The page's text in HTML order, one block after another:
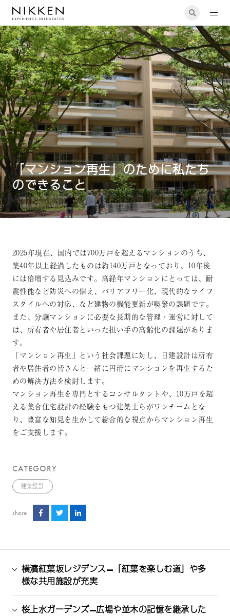
建築設計
「マンション再生」のために私たちのできること
「マンション再生」のために私たち
のできること
2025年現在、国内では700万戸を超えるマンションのうち、
築40年以上経過したものは約140万戸となっており、10年後
には倍増する見込みです。高経年マンションにとっては、耐
震性能など防災への備え、バリアフリー化、現代的なライフ
スタイルへの対応、など建物の機能更新が喫緊の課題です。
また、分譲マンションに必要な長期的な管理・運営に対して
は、所有者や居住者といった担い手の高齢化の課題がありま
す。
「マンション再生」という社会課題に対し、日建設計は所有
者や居住者の皆さんと一緒に円滑にマンションを再生するた
めの解決方法を検討します。
マンション再生を専門とするコンサルタントや、10万戸を超
える集合住宅設計の経験をもつ建築士らがワンチームとな
り、豊富な知見を生かして総合的な視点からマンション再生
をご支援します。
CATEGORY
建築設計
share
横濱紅葉坂レジデンス—「紅葉を楽しむ道」や多
様な共用施設が充実
桜上水ガーデンズ—広場や並木の記憶を継承した